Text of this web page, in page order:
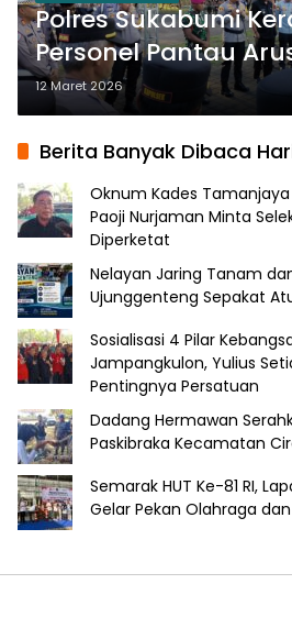
Polres Sukabumi
Personel Pantau
hingga Wisata
12 Maret 2026
Berita Banyak Dibaca
Oknum Kades
Paoji Nurjaman Minta
Diperketat
Nelayan Jaring Tanam
Ujunggenteng Sepakat
Sosialisasi 4 Pilar
Jampangkulon, Yulius
Pentingnya Persatuan
Dadang Hermawan
Paskibraka Kecamatan
Semarak HUT Ke-81 RI,
Gelar Pekan Olahraga